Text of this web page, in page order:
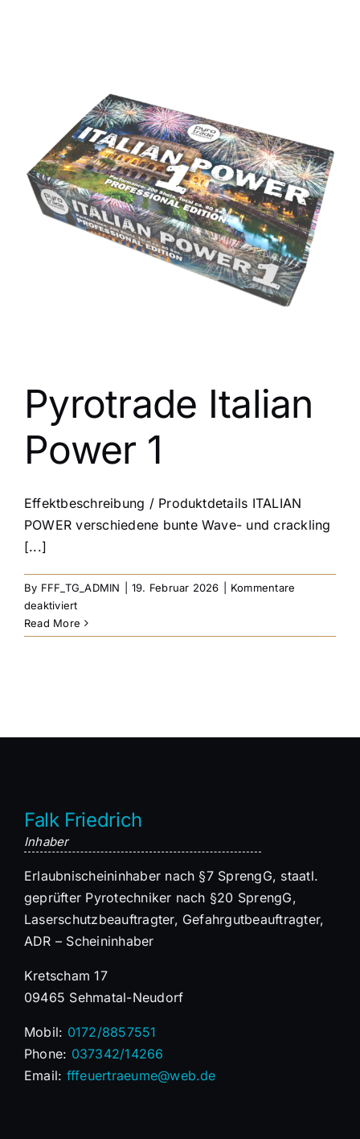
Pyrotrade Italian
Power 1
Effektbeschreibung / Produktdetails ITALIAN
POWER verschiedene bunte Wave- und crackling
[...]
By FFF_TG_ADMIN 19. Februar 2026
Kommentare
deaktiviertfür
Pyrotrade
Italian
Read More
Falk Friedrich
Inhaber
Erlaubnischeininhaber nach §7 SprengG, staatl.
geprüfter Pyrotechniker nach §20 SprengG,
Laserschutzbeauftragter, Gefahrgutbeauftragter,
ADR – Scheininhaber
Kretscham 17
09465 Sehmatal-Neudorf
Mobil: 0172/8857551
Phone: 037342/14266
Email: fffeuertraeume@web.de